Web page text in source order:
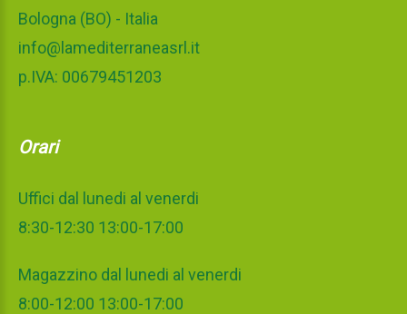
Bologna (BO) - Italia
info@lamediterraneasrl.it
p.IVA: 00679451203
Orari
Uffici dal lunedi al venerdi
8:30-12:30 13:00-17:00
Magazzino dal lunedi al venerdi
8:00-12:00 13:00-17:00